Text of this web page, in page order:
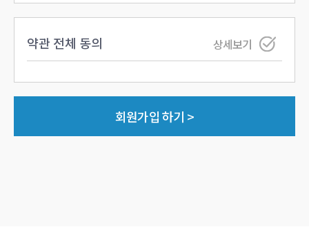
약관 전체 동의 상세보기
회원가입 하기 >